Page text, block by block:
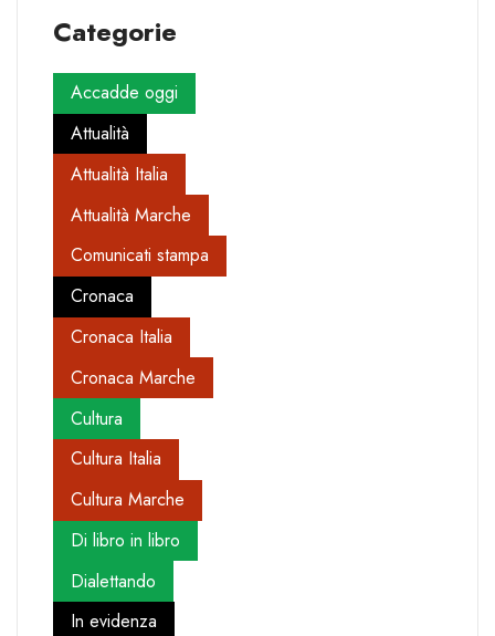
Categorie
Accadde oggi
Attualità
Attualità Italia
Attualità Marche
Comunicati stampa
Cronaca
Cronaca Italia
Cronaca Marche
Cultura
Cultura Italia
Cultura Marche
Di libro in libro
Dialettando
In evidenza